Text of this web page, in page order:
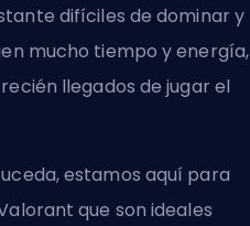
difíciles de dominar y
mucho tiempo y energía,
llegados de jugar el
estamos aquí para
que son ideales